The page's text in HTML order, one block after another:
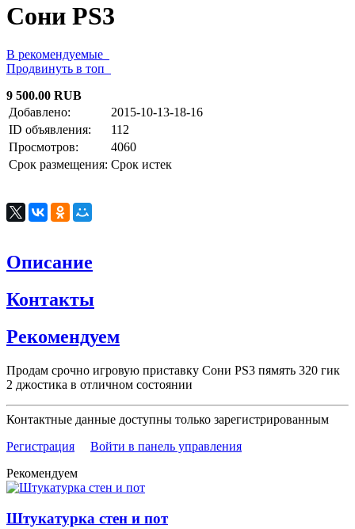
Сони PS3
В рекомендуемые
Продвинуть в топ
9 500.00 RUB
Добавлено:
2015-10-13-18-16
ID объявления:
112
Просмотров:
4060
Срок размещения: Срок истек
Описание
Контакты
Рекомендуем
Продам срочно игровую приставку Сони PS3 пямять 320 гик
2 джостика в отличном состоянии
Контактные данные доступны только зарегистрированным
Регистрация
Войти в панель управления
Рекомендуем
Штукатурка стен и пот